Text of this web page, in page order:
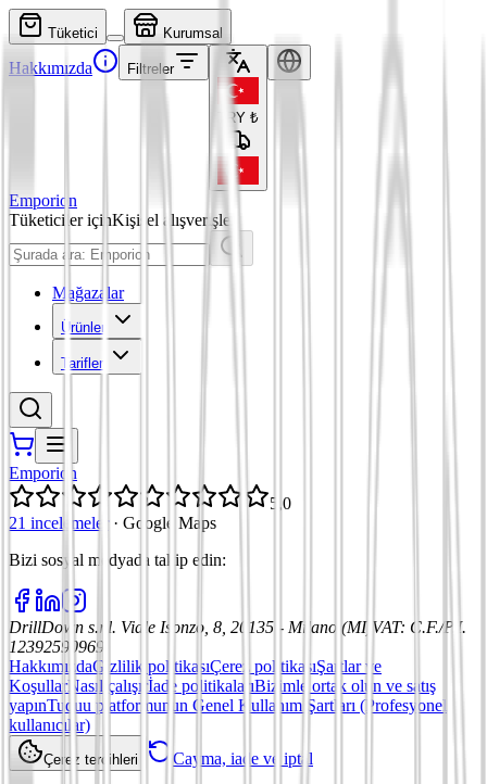
Tüketici Kurumsal
Hakkımızda Filtreler
TRY ₺
Emporion
Tüketiciler içinKişisel alışverişler
Mağazalar
Ürünler
Tarifler
Emporion
5,0
21 incelemeler
· Google Maps
Bizi sosyal medyada takip edin:
DrillDown s.r.l. Viale Isonzo, 8, 20135 - Milano (MI) VAT: C.F./P.I.
12392590969
HakkımızdaGizlilik politikasıÇerez politikasıŞartlar ve
KoşullarNasıl çalışırİade politikalarıBizimle ortak olun ve satış
yapınTuduu platformunun Genel Kullanım Şartları (Profesyonel
kullanıcılar)
Çerez tercihleri Cayma, iade ve iptal